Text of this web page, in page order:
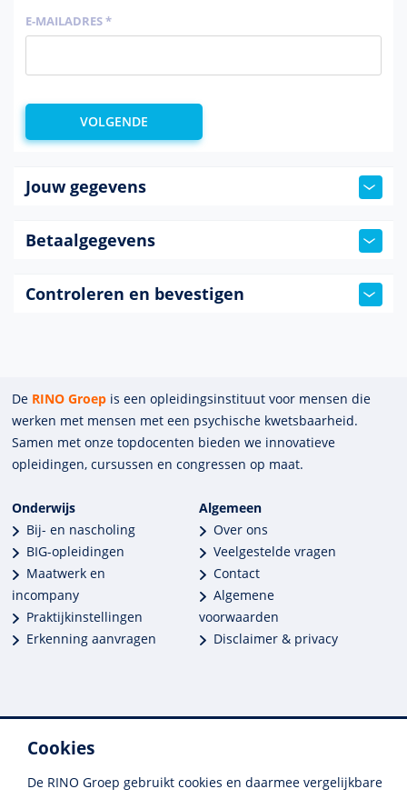
Cookies
De RINO Groep gebruikt cookies en daarmee vergelijkbare
E-MAILADRES *
Jouw gegevens
Betaalgegevens
Controleren en bevestigen
De RINO Groep is een opleidings­insti­tuut voor mensen die
werken met mensen met een psychische kwets­baar­heid.
Samen met onze top­docenten bieden we innova­tieve
opleidingen, cursussen en congres­sen op maat.
Onderwijs
Bij- en nascholing
BIG-opleidingen
Maatwerk en
incompany
Praktijkinstellingen
Erkenning aanvragen
Algemeen
Over ons
Veelgestelde vragen
Contact
Algemene
voorwaarden
Disclaimer & privacy
Cedeo-erkend en CRKBO-geregistreerd